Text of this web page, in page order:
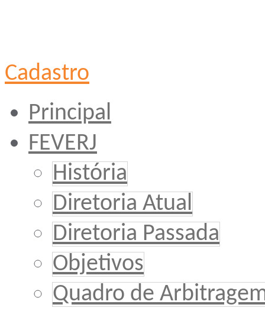
Cadastro
Principal
FEVERJ
História
Diretoria Atual
Diretoria Passada
Objetivos
Quadro de